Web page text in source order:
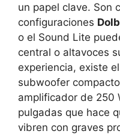
un papel clave. Son
configuraciones
o el Sound Lite
central o altavoces
experiencia, existe el
subwoofer
amplificador de 250
pulgadas que hace
vibren con graves